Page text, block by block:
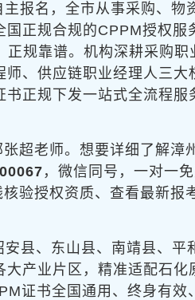
报名，全市从事采购、物
国正规合规的CPPM授权服
规靠谱。机构深耕采购职
、供应链职业经理人三大
正规下发一站式全流程服
超老师。想要详细了解漳
，微信同号，一对一
核验授权资质、查看最新报
县、东山县、南靖县、平
产业片区，精准适配石化
证书全国通用、终身有效